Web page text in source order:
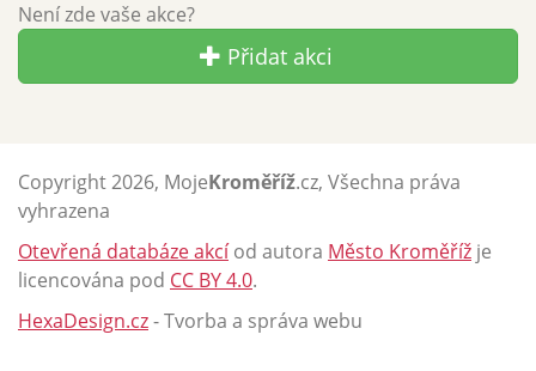
Není zde vaše akce?
Přidat akci
Copyright 2026, MojeKroměříž.cz, Všechna práva
vyhrazena
Otevřená databáze akcíod autora Město Kroměříž je
licencována pod CC BY 4.0.
HexaDesign.cz- Tvorba a správa webu